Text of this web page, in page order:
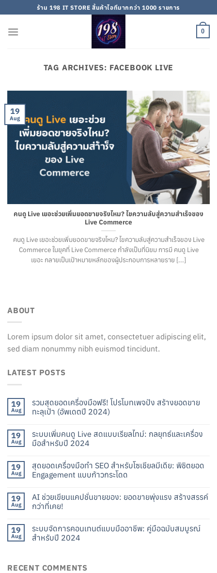
to
content
ร้าน 198 IT STORE สิ้นค้าไอทีมากกว่า 1000 รายการ
0
TAG ARCHIVES: FACEBOOK LIVE
คนดู Live เยอะช่วยเพิ่มยอดขายจริงไหม? ไขความลับสู่ความสำเร็จของ
Live Commerce
คนดู Live เยอะช่วยเพิ่มยอดขายจริงไหม? ไขความลับสู่ความสำเร็จของ Live
Commerce ในยุคที่ Live Commerce กำลังเป็นที่นิยม การมี คนดู Live
เยอะ กลายเป็นเป้าหมายหลักของผู้ประกอบการหลายราย [...]
19
Aug
ABOUT
Lorem ipsum dolor sit amet, consectetuer adipiscing elit,
sed diam nonummy nibh euismod tincidunt.
LATEST POSTS
19
Aug
รวมสุดยอดเครื่องมือฟรี! โปรโมทเพจปัง สร้างยอดขาย
ทะลุเป้า (อัพเดตปี 2024)
19
Aug
ระบบเพิ่มคนดู Live สดแบบเรียลไทม์: กลยุทธ์และเครื่อง
มือสำหรับปี 2024
19
Aug
สุดยอดเครื่องมือทำ SEO สำหรับโซเชียลมีเดีย: พิชิตยอด
Engagement แบบก้าวกระโดด
19
Aug
AI ช่วยเขียนแคปชั่นขายของ: ยอดขายพุ่งแรง สร้างสรรค์
กว่าที่เคย!
19
Aug
ระบบจัดการคอนเทนต์แบบมืออาชีพ: คู่มือฉบับสมบูรณ์
สำหรับปี 2024
RECENT COMMENTS